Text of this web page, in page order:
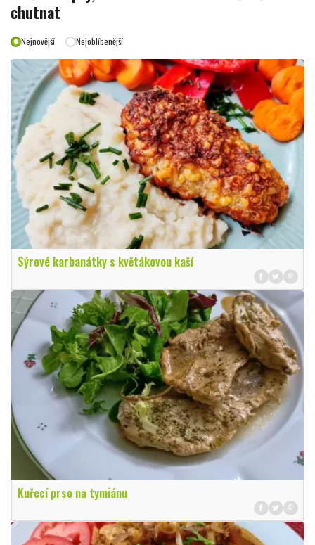
chutnat
Nejnovější Nejoblíbenější
Sýrové karbanátky s květákovou kaší
Kuřecí prso na tymiánu